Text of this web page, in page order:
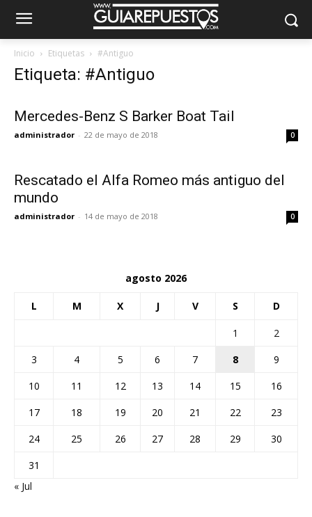
Inicio Etiquetas #Antiguo
Etiqueta: #Antiguo
Mercedes-Benz S Barker Boat Tail
administrador - 22 de mayo de 2018 0
Rescatado el Alfa Romeo más antiguo del
mundo
administrador - 14 de mayo de 2018 0
agosto 2026
L M X J V S D
1
2
3
4 5 6 7 8
9
10
11 12 13 14 15
16
17
18 19 20 21 22
23
24
25 26 27 28 29
30
31
« Jul